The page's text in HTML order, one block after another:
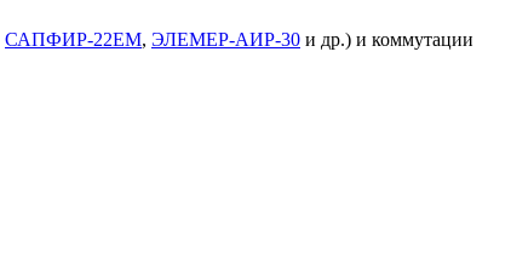
САПФИР-22ЕМ, ЭЛЕМЕР-АИР-30 и др.) и коммутации